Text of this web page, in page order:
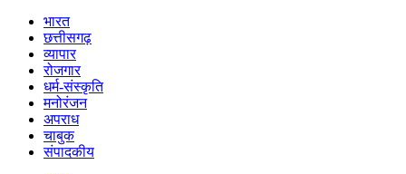
भारत
छत्तीसगढ़
व्यापार
रोजगार
धर्म-संस्कृति
मनोरंजन
अपराध
चाबुक
संपादकीय